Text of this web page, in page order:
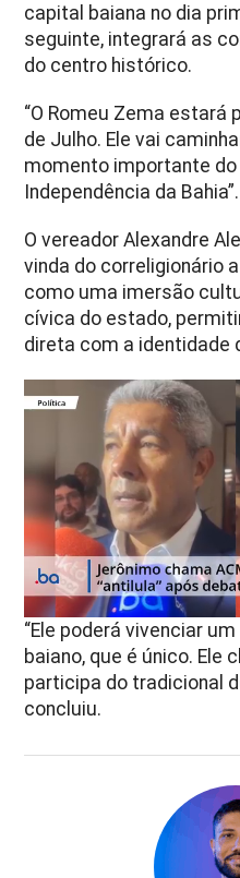
capital baiana no dia
seguinte, integrará as
do centro histórico.
“O Romeu Zema estará
de Julho. Ele vai
momento importante
Independência da Bahia”.
O vereador Alexandre
vinda do correligionário
como uma imersão
cívica do estado,
direta com a identidade
“Ele poderá vivenciar
baiano, que é único. Ele
participa do tradicional
concluiu.